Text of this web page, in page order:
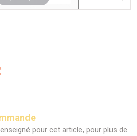
pour cet article, pour plus de